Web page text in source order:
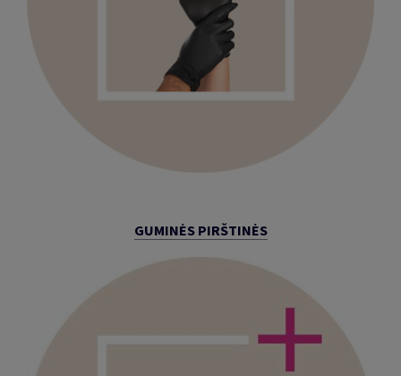
GUMINĖS PIRŠTINĖS